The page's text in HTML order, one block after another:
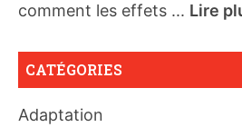
comment les effets ... Lire
CATÉGORIES
Adaptation